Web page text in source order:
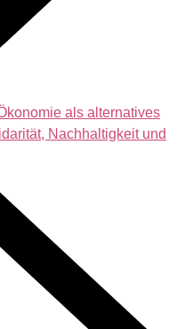
als alternatives
Nachhaltigkeit und